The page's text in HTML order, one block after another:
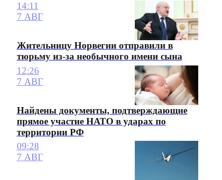
14:11
7 АВГ
Жительницу Норвегии отправили в
тюрьму из-за необычного имени сына
12:26
7 АВГ
Найдены документы, подтверждающие
прямое участие НАТО в ударах по
территории РФ
09:28
7 АВГ